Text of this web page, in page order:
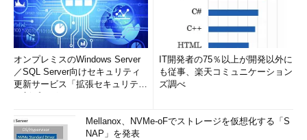
オンプレミスのWindows Server
／SQL Server向けセキュリティ
更新サービス「拡張セキュリティ
IT開発者の75％以上が開発以外に
も従事、楽天コミュニケーション
ズ調べ
Mellanox、NVMe-oFでストレージを仮想化する「S
NAP」を発表